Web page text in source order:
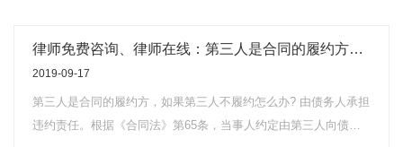
化;(2)转移财产、抽逃资金，以逃避债务;(3)丧失商业信誉;(4)有丧
第68条的规定中止履行的，应当及时通知对方。对方提供适当担
保时，应当恢复履行。中止履行后，对方在合理期限内未恢复履
律师免费咨询、律师在线：第三人是合同的履约方，如果第三人不履约怎么办?
2019-09-17
第三人是合同的履约方，如果第三人不履约怎么办? 由债务人承担
违约责任。根据《合同法》第65条，当事人约定由第三人向债权